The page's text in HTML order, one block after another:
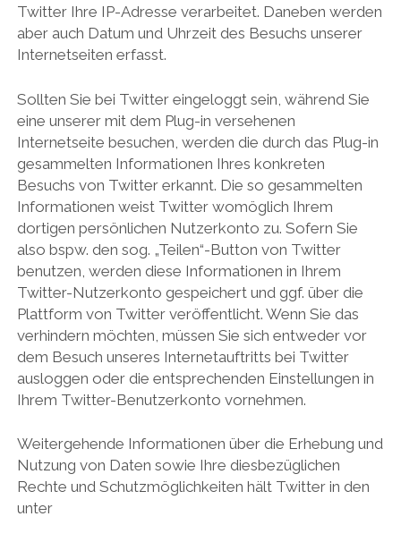
Twitter Ihre IP-Adresse verarbeitet. Daneben werden
aber auch Datum und Uhrzeit des Besuchs unserer
Internetseiten erfasst.
Sollten Sie bei Twitter eingeloggt sein, während Sie
eine unserer mit dem Plug-in versehenen
Internetseite besuchen, werden die durch das Plug-in
gesammelten Informationen Ihres konkreten
Besuchs von Twitter erkannt. Die so gesammelten
Informationen weist Twitter womöglich Ihrem
dortigen persönlichen Nutzerkonto zu. Sofern Sie
also bspw. den sog. „Teilen“-Button von Twitter
benutzen, werden diese Informationen in Ihrem
Twitter-Nutzerkonto gespeichert und ggf. über die
Plattform von Twitter veröffentlicht. Wenn Sie das
verhindern möchten, müssen Sie sich entweder vor
dem Besuch unseres Internetauftritts bei Twitter
ausloggen oder die entsprechenden Einstellungen in
Ihrem Twitter-Benutzerkonto vornehmen.
Weitergehende Informationen über die Erhebung und
Nutzung von Daten sowie Ihre diesbezüglichen
Rechte und Schutzmöglichkeiten hält Twitter in den
unter